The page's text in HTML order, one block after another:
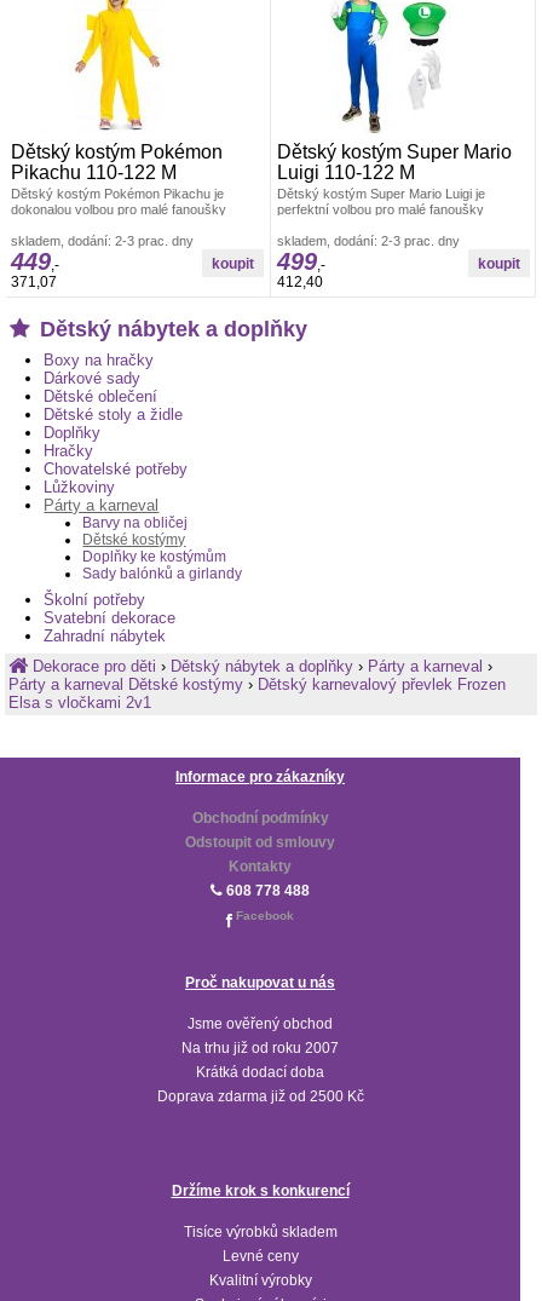
Dětský kostým Pokémon
Pikachu 110-122 M
Dětský kostým Pokémon Pikachu je
dokonalou volbou pro malé fanoušky
Pokémon.Tento
skladem, dodání: 2-3 prac. dny
449,-
371,07
Dětský kostým Super Mario
Luigi 110-122 M
Dětský kostým Super Mario Luigi je
perfektní volbou pro malé fanoušky
série.Tento
skladem, dodání: 2-3 prac. dny
499,-
412,40
Dětský nábytek a doplňky
Boxy na hračky
Dárkové sady
Dětské oblečení
Dětské stoly a židle
Doplňky
Hračky
Chovatelské potřeby
Lůžkoviny
Párty a karneval
Barvy na obličej
Dětské kostýmy
Doplňky ke kostýmům
Sady balónků a girlandy
Školní potřeby
Svatební dekorace
Zahradní nábytek
Dekorace pro děti› Dětský nábytek a doplňky › Párty a karneval ›
Párty a karneval Dětské kostýmy › Dětský karnevalový převlek Frozen
Elsa s vločkami 2v1
Informace pro zákazníky
Obchodní podmínky
Odstoupit od smlouvy
Kontakty
608 778 488
Facebook
Proč nakupovat u nás
Jsme ověřený obchod
Na trhu již od roku 2007
Krátká dodací doba
Doprava zdarma již od 2500 Kč
Držíme krok s konkurencí
Tisíce výrobků skladem
Levné ceny
Kvalitní výrobky